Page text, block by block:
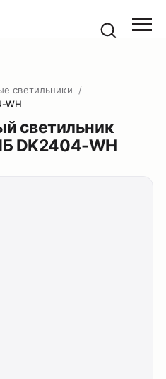
светильники
/
WH
светильник
DK2404-WH